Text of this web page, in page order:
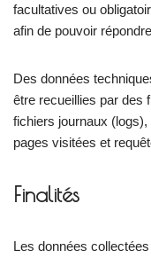
facultatives ou
afin de pouvoir
Des données
être recueillies par des
fichiers journaux (logs),
pages visitées et
Finalités
Les données